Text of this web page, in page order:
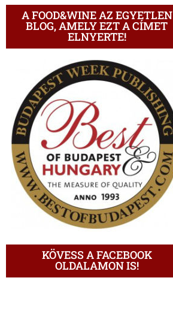
A FOOD&WINE AZ EGYETLEN
BLOG, AMELY EZT A CÍMET
ELNYERTE!
KÖVESS A FACEBOOK
OLDALAMON IS!